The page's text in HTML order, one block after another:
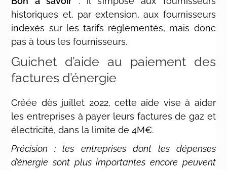
historiques et, par extension, aux fournisseurs
indexés sur les tarifs réglementés, mais donc
pas à tous les fournisseurs.
Guichet d’aide au paiement des
factures d’énergie
Créée dès juillet 2022, cette aide vise à aider
les entreprises à payer leurs factures de gaz et
électricité, dans la limite de 4M€.
Précision : les entreprises dont les dépenses
d’énergie sont plus importantes encore peuvent